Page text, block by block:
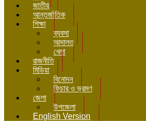
জাতীয়
আন্তর্জাতিক
শিক্ষা
ব্যবসা
আদালত
খেলা
রাজনীতি
মিডিয়া
বিনোদন
ফিচার ও ভ্রমণ
জেলা
উপজেলা
English Version